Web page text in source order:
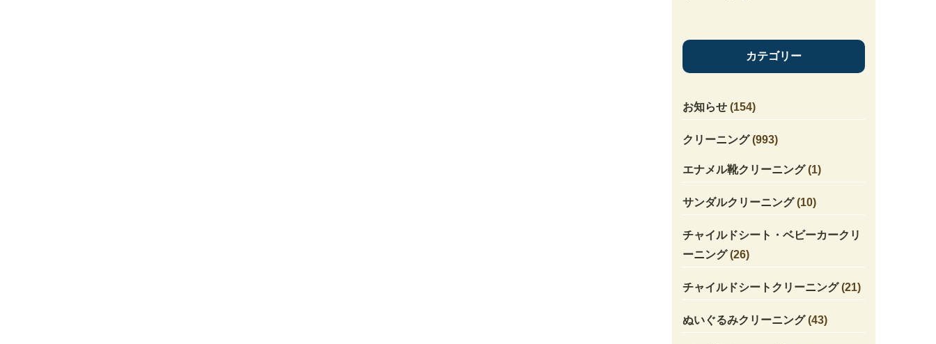
カテゴリー
お知らせ(154)
クリーニング(993)
エナメル靴クリーニング(1)
サンダルクリーニング(10)
チャイルドシート・ベビーカークリ
ーニング(26)
チャイルドシートクリーニング(21)
ぬいぐるみクリーニング(43)